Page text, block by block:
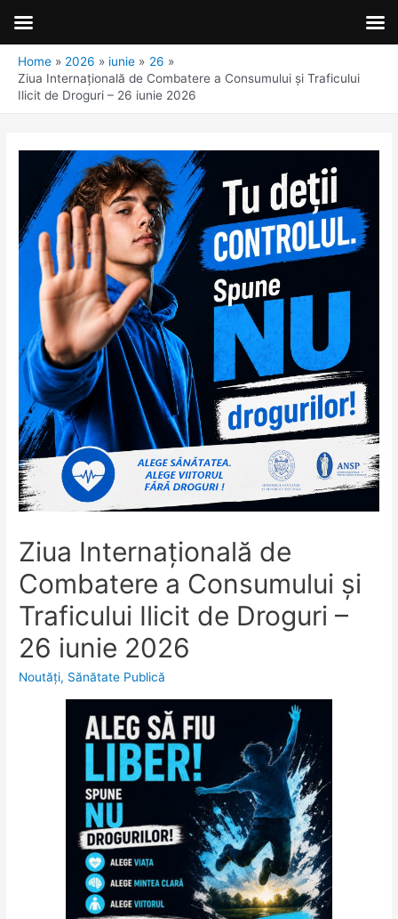
Home 2026 iunie
26
Ziua Internațională de Combatere a Consumului și Traficului
Ilicit de Droguri – 26 iunie 2026
Ziua Internațională de
Combatere a Consumului și
Traficului Ilicit de Droguri –
26 iunie 2026
Noutăţi, Sănătate Publică